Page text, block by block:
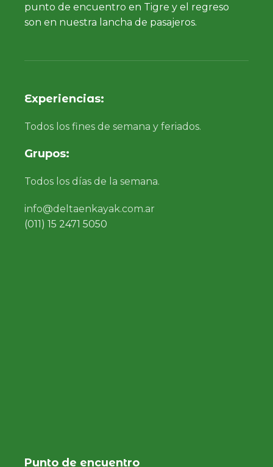
punto de encuentro en Tigre y el regreso
son en nuestra lancha de pasajeros.
Experiencias:
Todos los fines de semana y feriados.
Grupos:
Todos los días de la semana.
info@deltaenkayak.com.ar
(011) 15 2471 5050
Punto de encuentro